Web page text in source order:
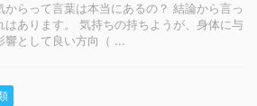
からって言葉は本当にあるの？ 結論から言っ
はあります。 気持ちの持ちようが、身体に与
響として良い方向（ ...